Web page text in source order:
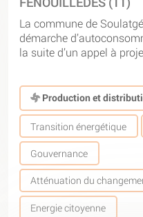
La commune de
démarche
la suite d’un appel à
Production et
Transition énergétique
Gouvernance
Atténuation du
Energie citoyenne